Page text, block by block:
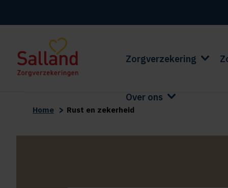
Zorgverzekering
Over ons
Home > Rust en zekerheid